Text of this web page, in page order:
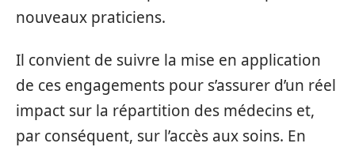
nouveaux praticiens.
Il convient de suivre la mise en application
de ces engagements pour s’assurer d’un réel
impact sur la répartition des médecins et,
par conséquent, sur l’accès aux soins. En